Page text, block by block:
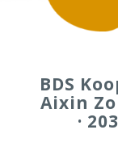
BDS
Aixin
·